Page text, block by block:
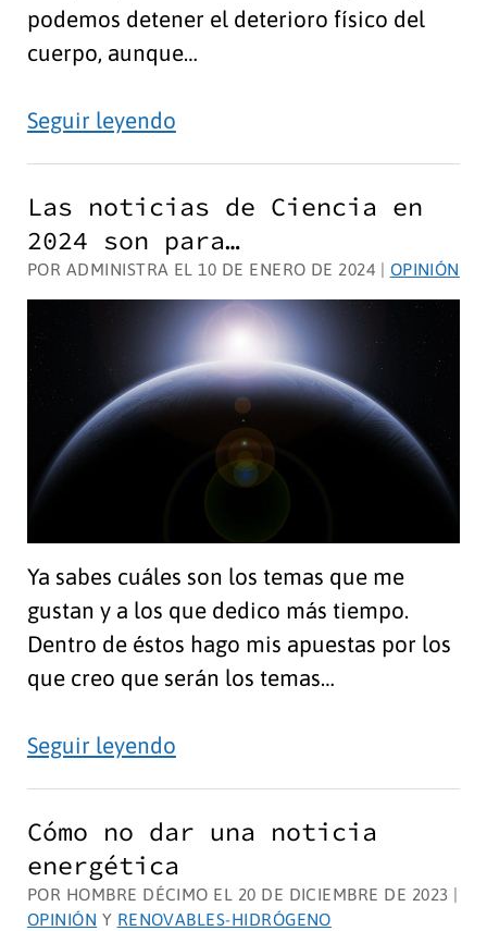
podemos detener el deterioro físico del
cuerpo, aunque…
Seguir leyendo¿Es
soñar
con
eterna
juventud?
Las noticias de Ciencia en
2024 son para…
POR ADMINISTRA EL 10 DE ENERO DE 2024 | OPINIÓN
Ya sabes cuáles son los temas que me
gustan y a los que dedico más tiempo.
Dentro de éstos hago mis apuestas por los
que creo que serán los temas…
Seguir leyendoLas
Ciencia
en
2024
Cómo no dar una noticia
energética
POR HOMBRE DÉCIMO EL 20 DE DICIEMBRE DE 2023 |
OPINIÓN Y RENOVABLES-HIDRÓGENO